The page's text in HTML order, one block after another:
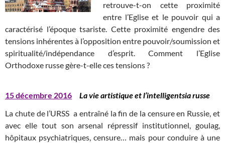
retrouve-t-on cette proximité
entre l’Eglise et le pouvoir qui a
caractérisé l’époque tsariste. Cette proximité engendre des
tensions inhérentes à l’opposition entre pouvoir/soumission et
spiritualité/indépendance d’esprit. Comment l’Eglise
Orthodoxe russe gère-t-elle ces tensions ?
15 décembre 2016
La vie artistique et l’intelligentsia russe
La chute de l’URSS a entraîné la fin de la censure en Russie, et
avec elle tout son arsenal répressif institutionnel, goulag,
hôpitaux psychiatriques, censure… mais pour conduire à une